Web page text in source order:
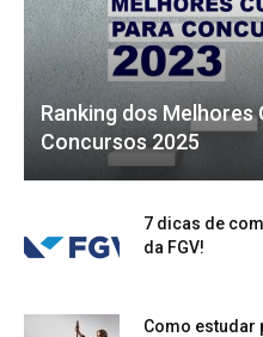
Ranking dos Melhores
Concursos 2025
7 dicas de
da FGV!
Como estudar